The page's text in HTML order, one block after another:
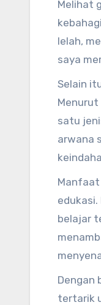
Melihat
lelah,
saya
Selain
Menurut
satu
arwana
Manfaat
belajar
terhadap
Dengan
tertarik